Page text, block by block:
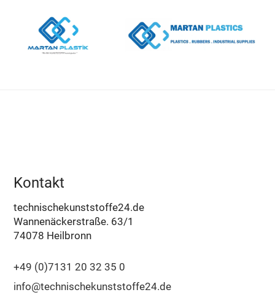
Kontakt
technischekunststoffe24.de
Wannenäckerstraße. 63/1
74078 Heilbronn
+49 (0)7131 20 32 35 0
info@technischekunststoffe24.de